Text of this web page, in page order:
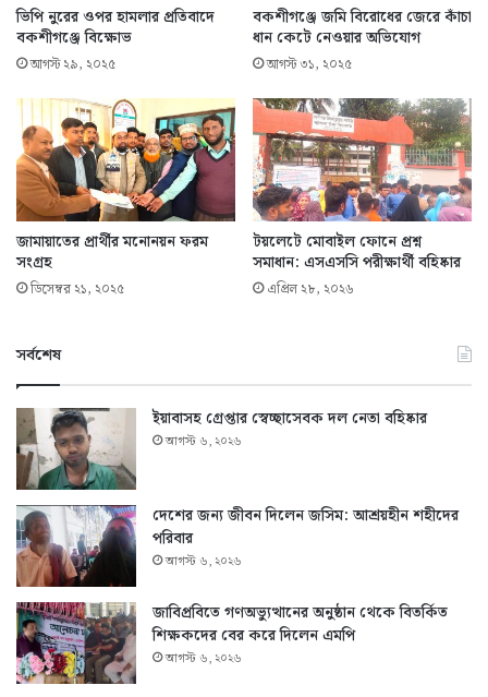
ভিপি নুরের ওপর হামলার প্রতিবাদে
বকশীগঞ্জে বিক্ষোভ
আগস্ট ২৯, ২০২৫
বকশীগঞ্জে জমি বিরোধের জেরে কাঁচা
ধান কেটে নেওয়ার অভিযোগ
আগস্ট ৩১, ২০২৫
জামায়াতের প্রার্থীর মনোনয়ন ফরম
সংগ্রহ
ডিসেম্বর ২১, ২০২৫
টয়লেটে মোবাইল ফোনে প্রশ্ন
সমাধান: এসএসসি পরীক্ষার্থী বহিষ্কার
এপ্রিল ২৮, ২০২৬
সর্বশেষ
ইয়াবাসহ গ্রেপ্তার স্বেচ্ছাসেবক দল নেতা বহিষ্কার
আগস্ট ৬, ২০২৬
দেশের জন্য জীবন দিলেন জসিম: আশ্রয়হীন শহীদের
পরিবার
আগস্ট ৬, ২০২৬
জাবিপ্রবিতে গণঅভ্যুত্থানের অনুষ্ঠান থেকে বিতর্কিত
শিক্ষকদের বের করে দিলেন এমপি
আগস্ট ৬, ২০২৬